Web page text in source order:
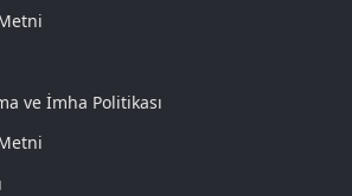
ve İmha Politikası